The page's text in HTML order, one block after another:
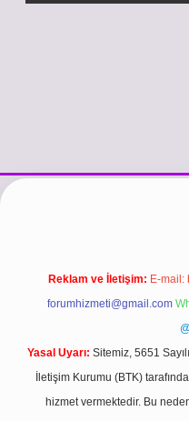
www.betexper.xyz/betci.co
Reklam ve İletişim: E-mail:
forumhizmeti@gmail.com
Yasal Uyarı: Sitemiz, 5651
İletişim Kurumu (BTK)
hizmet vermektedir. Bu